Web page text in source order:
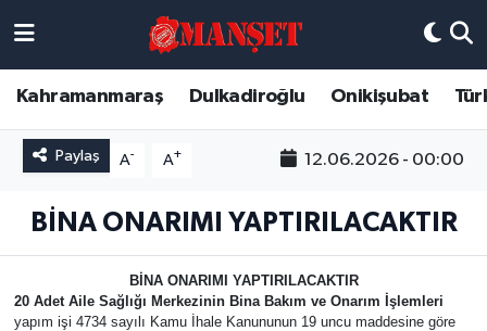
Kahramanmaraş Dulkadiroğlu Onikişubat
Paylaş A- A+ 12.06.2026 - 00:00
BİNA ONARIMI YAPTIRILACAKTIR
BİNA ONARIMI YAPTIRILACAKTIR
20 Adet Aile Sağlığı Merkezinin Bina Bakım ve Onarım İşlemleri
yapım işi 4734 sayılı Kamu İhale Kanununun 19 uncu maddesine göre
DULKADİROĞLU
ÖZEL HABER
Kahramanmaraş Hava Durumu
Tüm Manşetler